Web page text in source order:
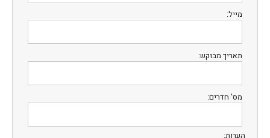
מייל:
תאריך מבוקש:
מס' חדרים:
הערות: